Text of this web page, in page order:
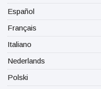
Español
Français
Italiano
Nederlands
Polski